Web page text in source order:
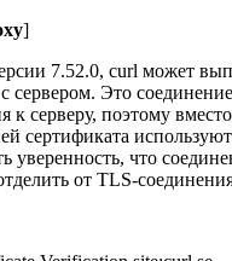
]
7.52.0, curl может
сервером. Это
к серверу, поэтому
сертификата
уверенность, что
от TLS-